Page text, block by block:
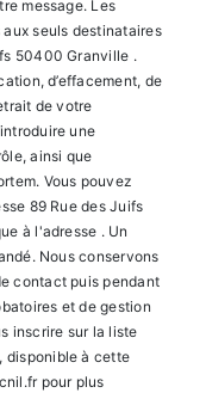
message. Les
seuls destinataires
50400 Granville .
d’effacement, de
de votre
une
ainsi que
Vous pouvez
89 Rue des Juifs
à l'adresse . Un
Nous conservons
contact puis pendant
et de gestion
inscrire sur la liste
disponible à cette
pour plus